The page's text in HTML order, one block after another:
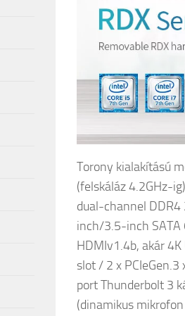
Torony kialakítású
(felskáláz 4.2GHz-
dual-channel
inch/3.5-inch SATA
HDMIv1.4b, akár
slot / 2 x
port Thunderbolt 3
(dinamikus